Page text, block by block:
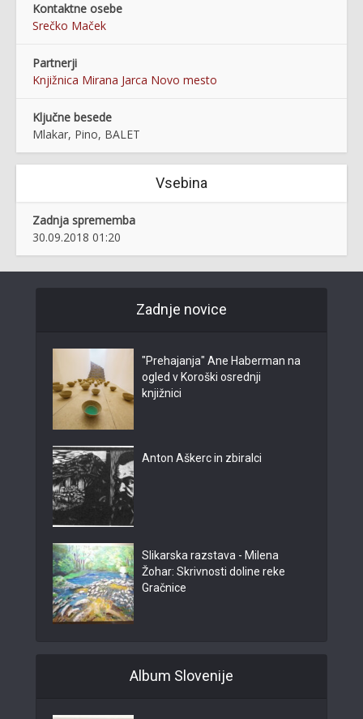
Kontaktne osebe
Srečko Maček
Partnerji
Knjižnica Mirana Jarca Novo mesto
Ključne besede
Mlakar, Pino, BALET
Vsebina
Zadnja sprememba
30.09.2018 01:20
Zadnje novice
"Prehajanja" Ane Haberman na
ogled v Koroški osrednji
knjižnici
Anton Aškerc in zbiralci
Slikarska razstava - Milena
Žohar: Skrivnosti doline reke
Gračnice
Album Slovenije